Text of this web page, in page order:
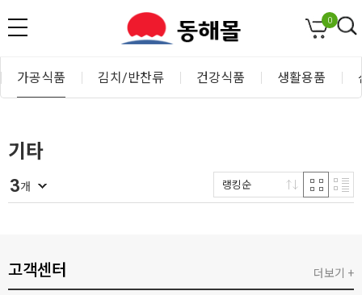
0
가공식품 김치/반찬류 건강식품 생활용품
기타
3개 랭킹순
고객센터 더보기 +